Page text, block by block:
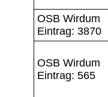
OSB Wirdum
Eintrag: 3870
OSB Wirdum
Eintrag: 565